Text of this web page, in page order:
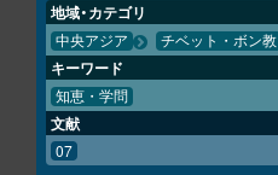
地域・カテゴリ
中央アジア チベット・ボン教
キーワード
知恵・学問
文献
07